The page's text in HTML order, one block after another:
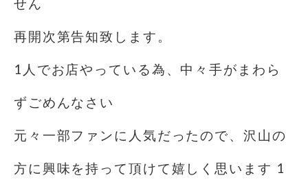
せん
再開次第告知致します。
1人でお店やっている為、中々手がまわら
ずごめんなさい
元々一部ファンに人気だったので、沢山の
方に興味を持って頂けて嬉しく思います 1